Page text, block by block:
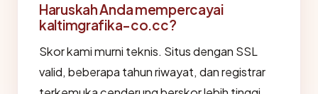
Haruskah Anda mempercayai
kaltimgrafika-co.cc?
Skor kami murni teknis. Situs dengan SSL
valid, beberapa tahun riwayat, dan registrar